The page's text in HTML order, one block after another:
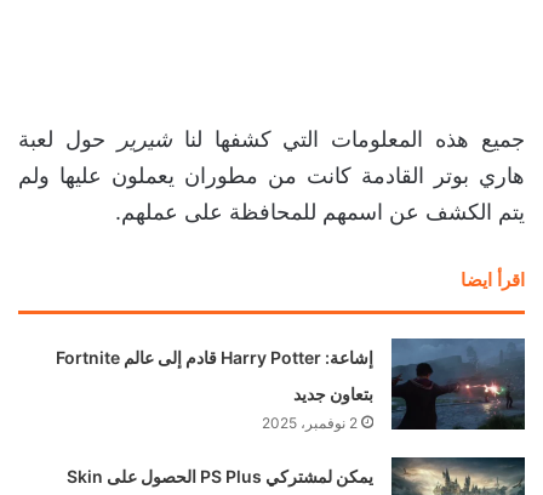
جميع هذه المعلومات التي كشفها لناشيرير حول لعبة
هاري بوتر القادمة كانت من مطوران يعملون عليها ولم
يتم الكشف عن اسمهم للمحافظة على عملهم.
اقرأ ايضا
إشاعة: Harry Potter قادم إلى عالم Fortnite
بتعاون جديد
2 نوفمبر، 2025
يمكن لمشتركي PS Plus الحصول على Skin